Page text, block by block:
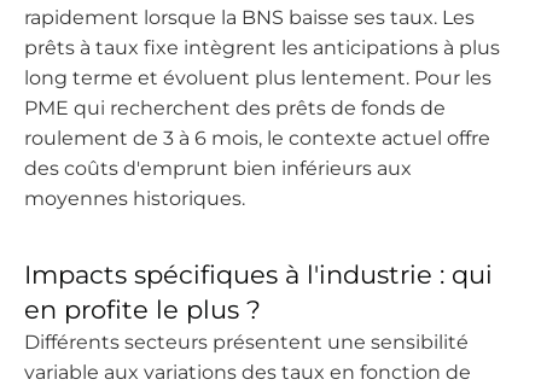
rapidement lorsque la BNS baisse ses taux. Les
prêts à taux fixe intègrent les anticipations à plus
long terme et évoluent plus lentement. Pour les
PME qui recherchent des prêts de fonds de
roulement de 3 à 6 mois, le contexte actuel offre
des coûts d'emprunt bien inférieurs aux
moyennes historiques.
Impacts spécifiques à l'industrie : qui
en profite le plus ?
Différents secteurs présentent une sensibilité
variable aux variations des taux en fonction de